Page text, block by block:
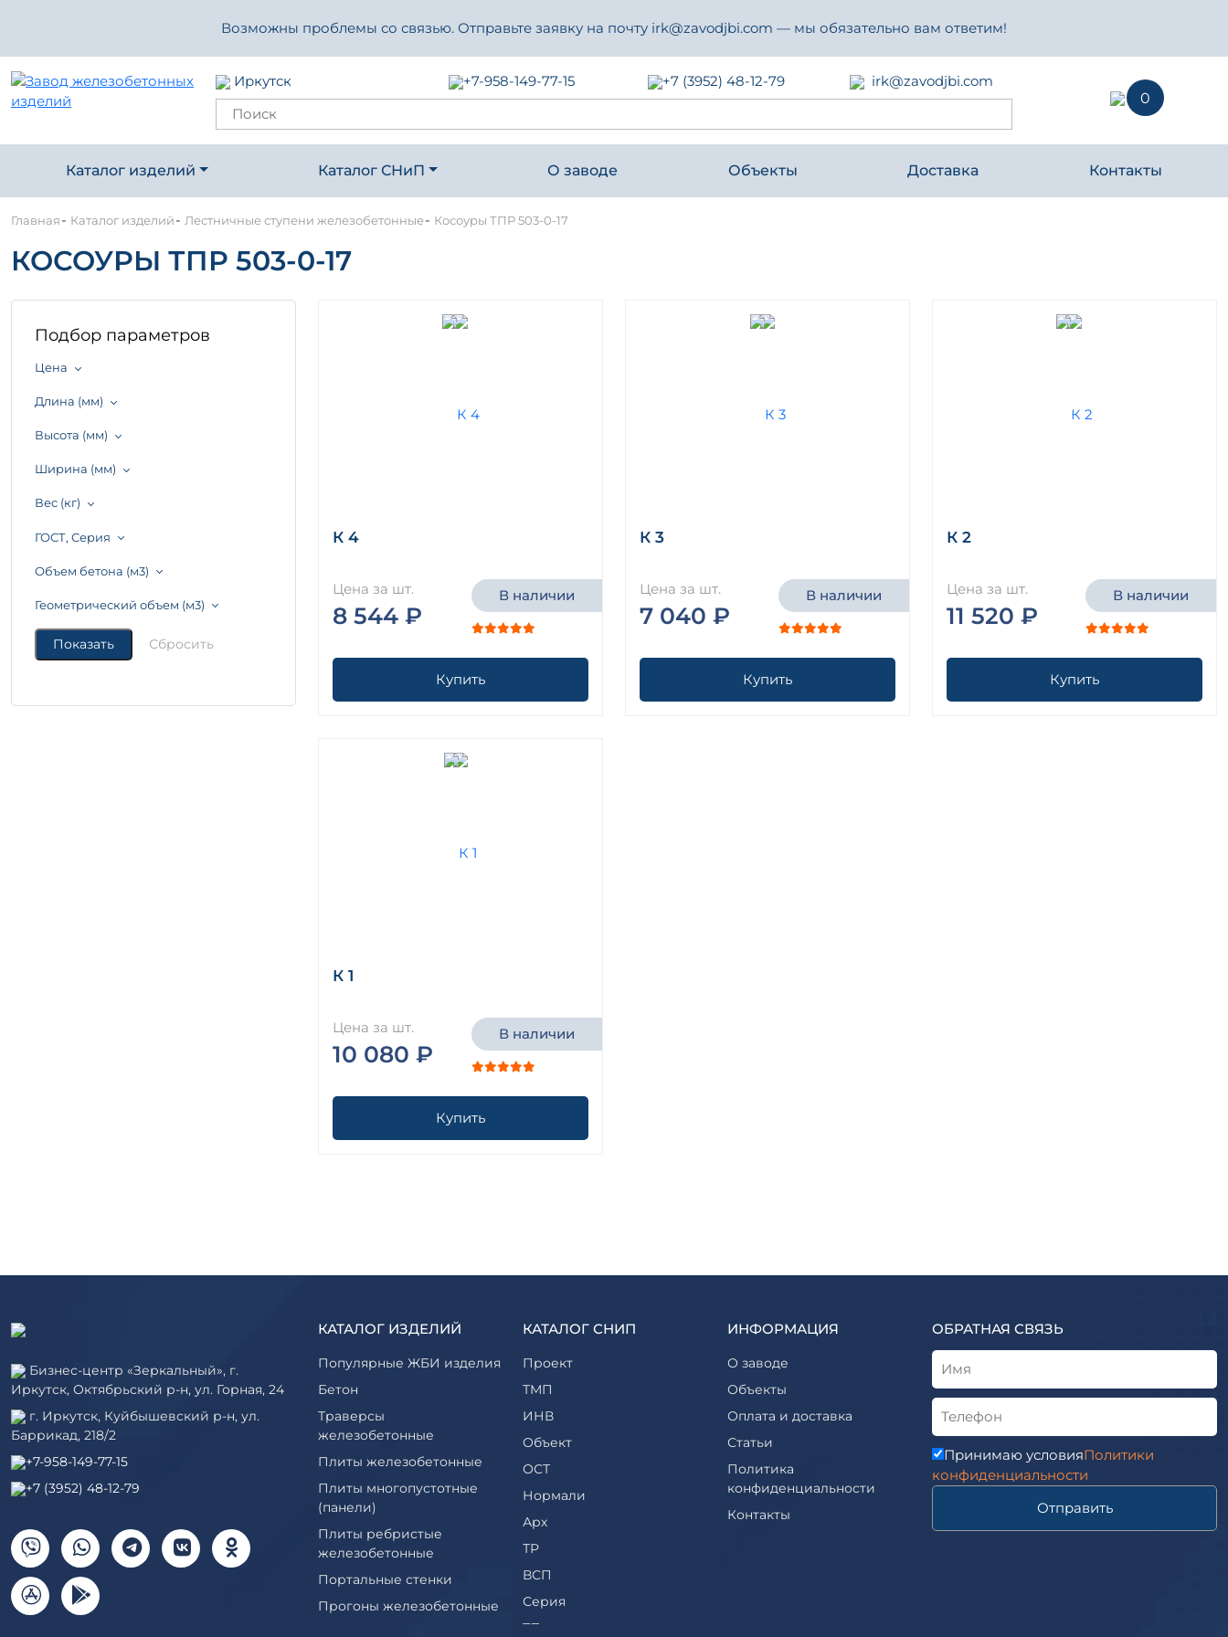
Возможны проблемы со связью. Отправьте заявку на почту irk@zavodjbi.com — мы обязательно вам ответим!
Иркутск +7-958-149-77-15 +7 (3952) 48-12-79
irk@zavodjbi.com
0
Каталог изделий Каталог СНиП О заводе Объекты Доставка Контакты
Главная- Каталог изделий- Лестничные ступени железобетонные- Косоуры ТПР 503-0-17
КОСОУРЫ ТПР 503-0-17
Подбор параметров
Цена
Длина (мм)
Высота (мм)
Ширина (мм)
Вес (кг)
ГОСТ, Серия
Объем бетона (м3)
Геометрический объем (м3)
К 4
Цена за шт.
8 544 ₽
В наличии
Купить
К 3
Цена за шт.
7 040 ₽
В наличии
Купить
К 2
Цена за шт.
11 520 ₽
В наличии
Купить
К 1
Цена за шт.
10 080 ₽
В наличии
Купить
Бизнес-центр «Зеркальный», г.
Иркутск, Октябрьский р-н, ул. Горная, 24
г. Иркутск, Куйбышевский р-н, ул.
Баррикад, 218/2
+7-958-149-77-15
+7 (3952) 48-12-79
КАТАЛОГ ИЗДЕЛИЙ
Популярные ЖБИ изделия
Бетон
Траверсы
железобетонные
Плиты железобетонные
Плиты многопустотные
(панели)
Плиты ребристые
железобетонные
Портальные стенки
Прогоны железобетонные
КАТАЛОГ СНИП
Проект
ТМП
ИНВ
Объект
ОСТ
Нормали
Арх
ТР
ВСП
Серия
ТП
ИНФОРМАЦИЯ
О заводе
Объекты
Оплата и доставка
Статьи
Политика
конфиденциальности
Контакты
ОБРАТНАЯ СВЯЗЬ
Принимаю условияПолитики
конфиденциальности
Отправить